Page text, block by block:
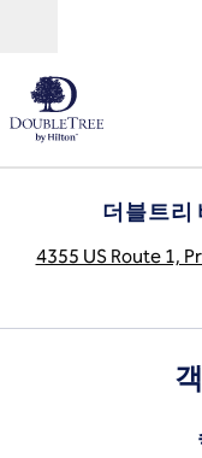
더블트리
4355 US Route 1,